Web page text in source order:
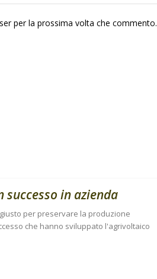
per la prossima volta che commento.
successo in azienda
per preservare la produzione
che hanno sviluppato l'agrivoltaico